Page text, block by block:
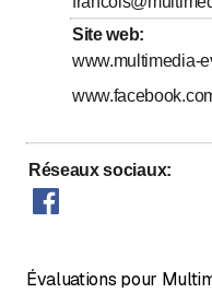
Site web:
www.multimedia-
Réseaux sociaux:
Évaluations pour